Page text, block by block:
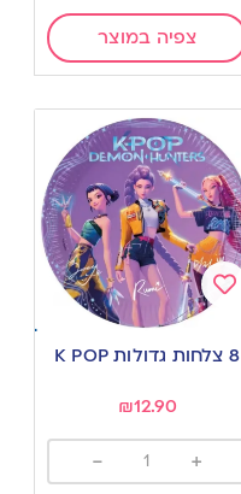
צפיה במוצר
to
wishlist
8 צלחות גדולות K POP
₪12.90
+
-